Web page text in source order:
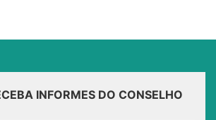
INFORMES DO CONSELHO